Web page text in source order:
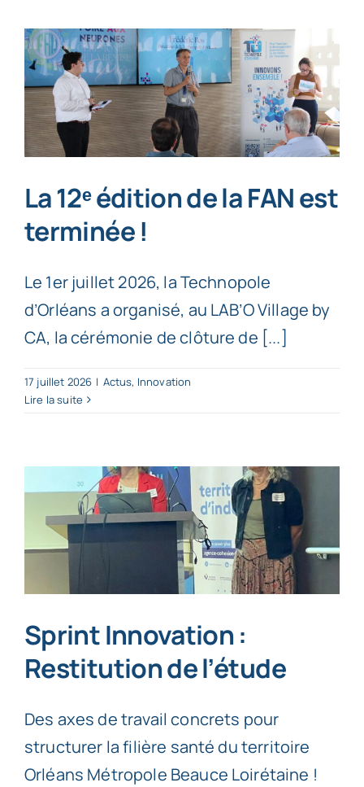
La 12ᵉ édition de la FAN est
terminée !
Le 1er juillet 2026, la Technopole
d’Orléans a organisé, au LAB’O Village by
CA, la cérémonie de clôture de [...]
17 juillet 2026 | Actus, Innovation
Lire la suite
Sprint Innovation :
Restitution de l’étude
Des axes de travail concrets pour
structurer la filière santé du territoire
Orléans Métropole Beauce Loirétaine !